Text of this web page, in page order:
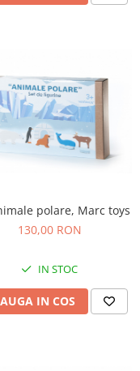
polare, Marc toys
130,00 RON
IN STOC
IN COS